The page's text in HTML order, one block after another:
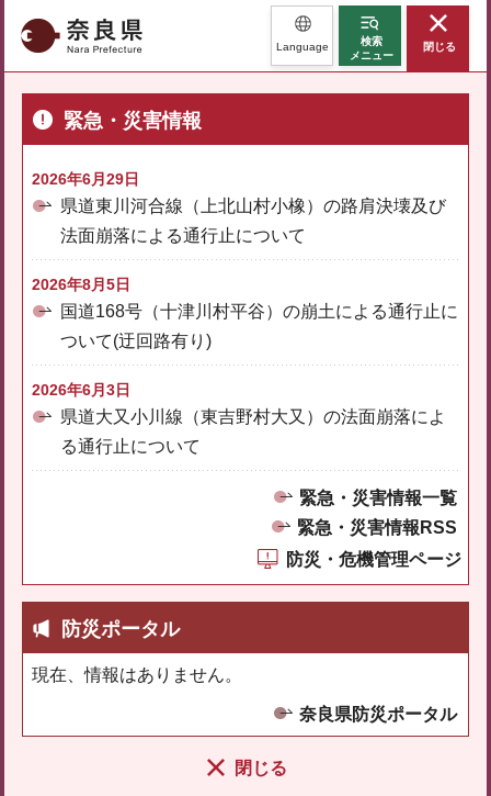
奈良県 Language
検索
メニュー
閉じる
緊急・災害情報
2026年6月29日
県道東川河合線（上北山村小橡）の路肩決壊及び
法面崩落による通行止について
2026年8月5日
国道168号（十津川村平谷）の崩土による通行止に
ついて(迂回路有り)
2026年6月3日
県道大又小川線（東吉野村大又）の法面崩落によ
る通行止について
緊急・災害情報一覧
緊急・災害情報RSS
防災・危機管理ページ
防災ポータル
現在、情報はありません。
奈良県防災ポータル
閉じる